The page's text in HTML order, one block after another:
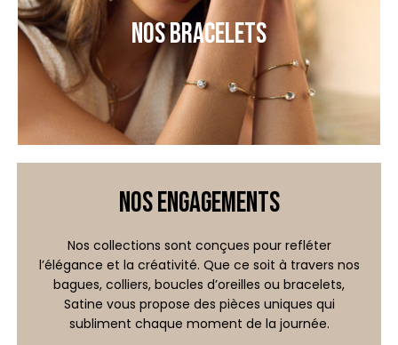
NOS BRACELETS
NOS ENGAGEMENTS
Nos collections sont conçues pour refléter
l’élégance et la créativité. Que ce soit à travers nos
bagues, colliers, boucles d’oreilles ou bracelets,
Satine vous propose des pièces uniques qui
subliment chaque moment de la journée.